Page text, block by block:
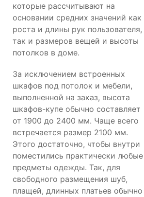
которые рассчитывают на
основании средних значений как
роста и длины рук пользователя,
так и размеров вещей и высоты
потолков в доме.
За исключением встроенных
шкафов под потолок и мебели,
выполненной на заказ, высота
шкафов-купе обычно составляет
от 1900 до 2400 мм. Чаще всего
встречается размер 2100 мм.
Этого достаточно, чтобы внутри
поместились практически любые
предметы одежды. Так, для
свободного размещения шуб,
плащей, длинных платьев обычно